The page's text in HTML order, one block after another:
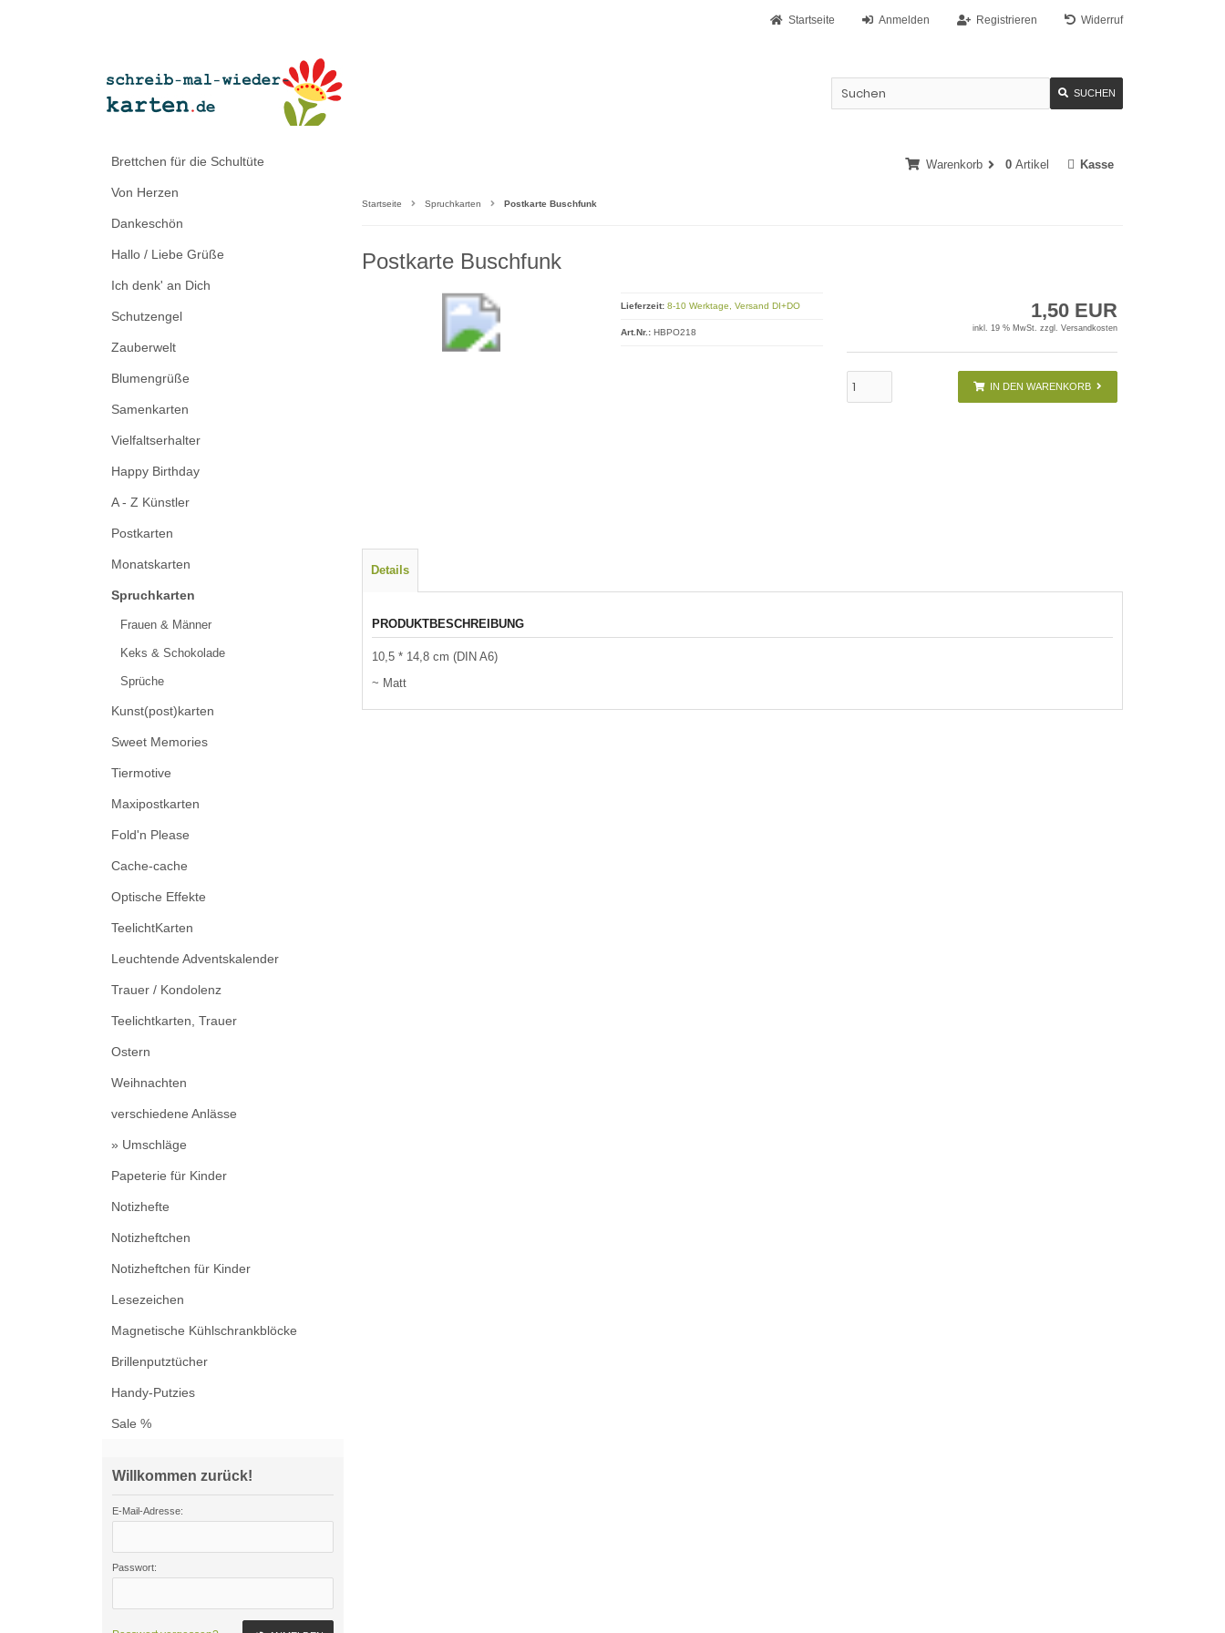
Widerruf
Registrieren
Anmelden
Startseite
SUCHEN
Kasse
Warenkorb 0 Artikel
Startseite Spruchkarten Postkarte Buschfunk
Postkarte Buschfunk
1,50 EUR
inkl. 19 % MwSt. zzgl. Versandkosten
IN DEN WARENKORB
Lieferzeit: 8-10 Werktage, Versand DI+DO
Art.Nr.: HBPO218
Details
PRODUKTBESCHREIBUNG
10,5 * 14,8 cm (DIN A6)
~ Matt
Brettchen für die Schultüte
Von Herzen
Dankeschön
Hallo / Liebe Grüße
Ich denk' an Dich
Schutzengel
Zauberwelt
Blumengrüße
Samenkarten
Vielfaltserhalter
Happy Birthday
A - Z Künstler
Postkarten
Monatskarten
Spruchkarten
Frauen & Männer
Keks & Schokolade
Sprüche
Kunst(post)karten
Sweet Memories
Tiermotive
Maxipostkarten
Fold'n Please
Cache-cache
Optische Effekte
TeelichtKarten
Leuchtende Adventskalender
Trauer / Kondolenz
Teelichtkarten, Trauer
Ostern
Weihnachten
verschiedene Anlässe
» Umschläge
Papeterie für Kinder
Notizhefte
Notizheftchen
Notizheftchen für Kinder
Lesezeichen
Magnetische Kühlschrankblöcke
Brillenputztücher
Handy-Putzies
Sale %
Willkommen zurück!
E-Mail-Adresse:
Passwort: